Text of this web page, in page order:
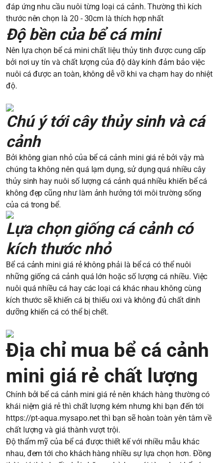
đáp ứng nhu cầu nuôi từng loại cá cảnh. Thường thì kích
thước nên chọn là 20 - 30cm là thích hợp nhất
Độ bền của bể cá mini
Nên lựa chọn bể cá mini chất liệu thủy tinh được cung cấp
bởi nơi uy tín và chất lượng của độ dày kính đảm bảo việc
nuôi cá được an toàn, không dễ vỡ khi va chạm hay do nhiệt
độ.
Chú ý tới cây thủy sinh và cá
cảnh
Bởi không gian nhỏ của bể cá cảnh mini giá rẻ bởi vậy mà
chúng ta không nên quá lạm dụng, sử dụng quá nhiều cây
thủy sinh hay nuôi số lượng cá cảnh quá nhiều khiến bể cá
không đẹp cũng như làm ảnh hưởng tới môi trường sống
của cá trong bể.
Lựa chọn giống cá cảnh có
kích thước nhỏ
Bể cá cảnh mini giá rẻ không phải là bể cá có thể nuôi
những giống cá cảnh quá lớn hoặc số lượng cá nhiều. Việc
nuôi quá nhiều cá hay các loại cá khác nhau không cùng
kích thước sẽ khiến cá bị thiếu oxi và không đủ chất dinh
dưỡng khiến cá có thể bị chết.
Địa chỉ mua bể cá cảnh
mini giá rẻ chất lượng
Chính bởi bể cá cảnh mini giá rẻ nên khách hàng thường có
khái niệm giá rẻ thì chất lượng kém nhưng khi bạn đến tới
https://pt-aqua.mysapo.net thì bạn sẽ hoàn toàn yên tâm về
chất lượng và giá thành vượt trội.
Độ thẩm mỹ của bể cá được thiết kế với nhiều mẫu khác
nhau, đem tới cho khách hàng nhiều sự lựa chọn hơn. Đồng